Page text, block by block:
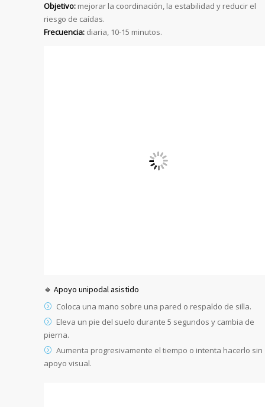
Objetivo: mejorar la coordinación, la estabilidad y reducir el
riesgo de caídas.
Frecuencia: diaria, 10-15 minutos.
🔹 Apoyo unipodal asistido
Coloca una mano sobre una pared o respaldo de silla.
Eleva un pie del suelo durante 5 segundos y cambia de
pierna.
Aumenta progresivamente el tiempo o intenta hacerlo sin
apoyo visual.